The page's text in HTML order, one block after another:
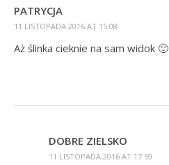
PATRYCJA
11 LISTOPADA 2016 AT 15:08
Aż ślinka cieknie na sam widok 🙂
DOBRE ZIELSKO
11 LISTOPADA 2016 AT 17:59